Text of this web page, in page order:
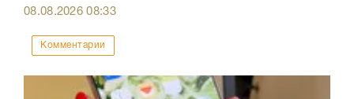
08.08.202608:33
Комментарии